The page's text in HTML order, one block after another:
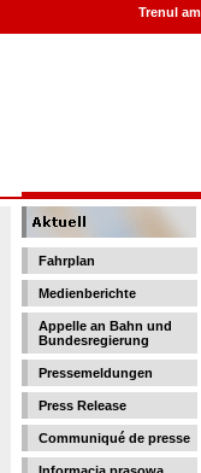
Trenul
Fahrplan
Medienberichte
Appelle an Bahn und
Bundesregierung
Pressemeldungen
Press Release
Communiqué de presse